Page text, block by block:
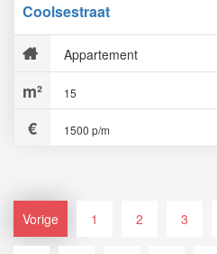
Coolsestraat
Appartement
15
1500 p/m
Vorige 1 2 3